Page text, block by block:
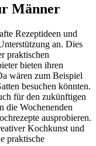
Männer
Rezeptideen und
an. Dies
praktischen
bieten ihren
wären zum Beispiel
besuchen könnten.
für den zukünftigen
die Wochenenden
ausprobieren.
Kochkunst und
praktische